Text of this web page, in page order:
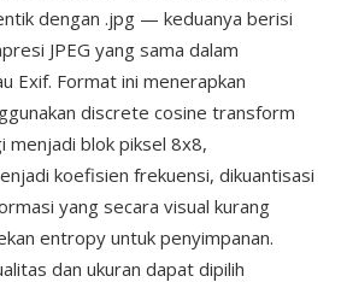
dengan .jpg — keduanya berisi
JPEG yang sama dalam
Exif. Format ini menerapkan
discrete cosine transform
menjadi blok piksel 8x8,
koefisien frekuensi, dikuantisasi
yang secara visual kurang
entropy untuk penyimpanan.
dan ukuran dapat dipilih